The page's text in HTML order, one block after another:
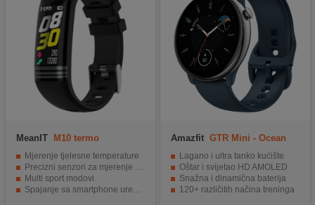
MeanIT M10 termo
Mjerenje tjelesne temperature
Precizni senzori za mjerenje broja otkucaja srca i brojač prijeđenih koraka
Multi sport modovi
Spajanje sa smartphone uređajem
Amazfit GTR Mini - Ocean
Lagano i ultra tanko kućište
Oštar i svijetao HD AMOLED
Snažna i dinamična baterija
120+ različitih načina treninga